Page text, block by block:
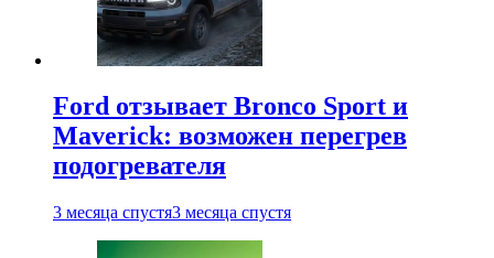
Ford отзывает Bronco Sport и
Maverick: возможен перегрев
подогревателя
3 месяца спустя3 месяца спустя